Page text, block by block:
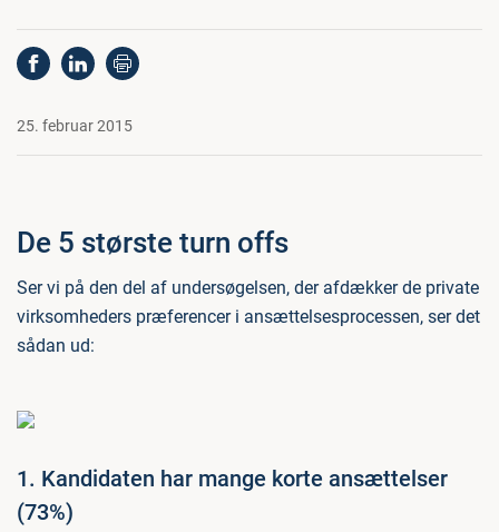
25. februar 2015
De 5 største turn offs
Ser vi på den del af undersøgelsen, der afdækker de private
virksomheders præferencer i ansættelsesprocessen, ser det
sådan ud:
1. Kandidaten har mange korte ansættelser
(73%)